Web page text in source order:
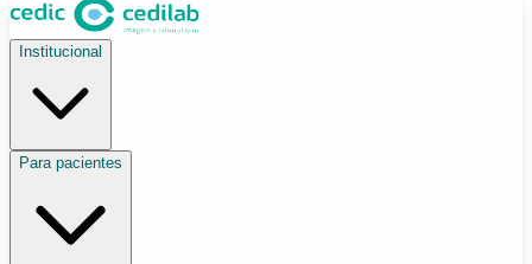
Institucional
Para pacientes